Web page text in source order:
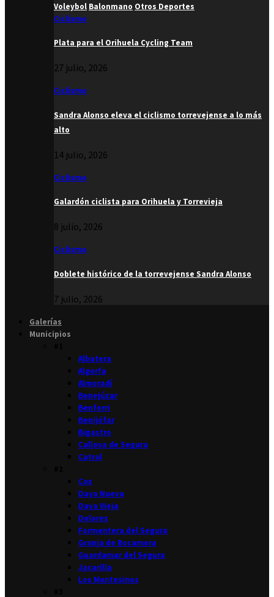
Voleybol Balonmano Otros Deportes
Ciclismo
Plata para el Orihuela Cycling Team
27 julio, 2026
Ciclismo
Sandra Alonso eleva el ciclismo torrevejense a lo más
alto
14 julio, 2026
Ciclismo
Galardón ciclista para Orihuela y Torrevieja
8 julio, 2026
Ciclismo
Doblete histórico de la torrevejense Sandra Alonso
7 julio, 2026
Galerías
Municipios
Albatera
Algorfa
Almoradí
Benejúzar
Benferri
Benijófar
Bigastro
Callosa de Segura
Catral
Cox
Daya Nueva
Daya Vieja
Dolores
Formentera del Segura
Granja de Rocamora
Guardamar del Segura
Jacarilla
Los Montesinos